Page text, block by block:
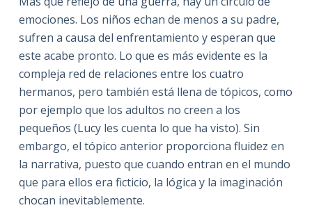
emociones. Los niños echan de menos a su padre,
sufren a causa del enfrentamiento y esperan que
este acabe pronto. Lo que es más evidente es la
compleja red de relaciones entre los cuatro
hermanos, pero también está llena de tópicos, como
por ejemplo que los adultos no creen a los
pequeños (Lucy les cuenta lo que ha visto). Sin
embargo, el tópico anterior proporciona fluidez en
la narrativa, puesto que cuando entran en el mundo
que para ellos era ficticio, la lógica y la imaginación
chocan inevitablemente.